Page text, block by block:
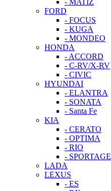
- MATIZ
FORD
- FOCUS
- KUGA
- MONDEO
HONDA
- ACCORD
- C-RV/X-RV
- CIVIC
HYUNDAI
- ELANTRA
- SONATA
- Santa Fe
KIA
- CERATO
- OPTIMA
- RIO
- SPORTAGE
LADA
LEXUS
- ES